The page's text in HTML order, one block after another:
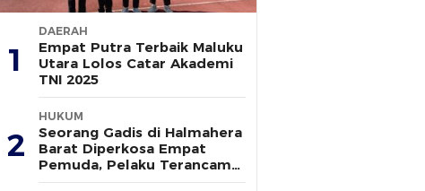
1
DAERAH
Empat Putra Terbaik Maluku
Utara Lolos Catar Akademi
TNI 2025
2
HUKUM
Seorang Gadis di Halmahera
Barat Diperkosa Empat
Pemuda, Pelaku Terancam
15 Tahun Penjara